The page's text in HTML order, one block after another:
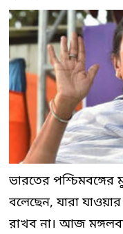
ভারতের পশ্চিমবঙ্গের
বলেছেন, যারা
রাখব না। আজ